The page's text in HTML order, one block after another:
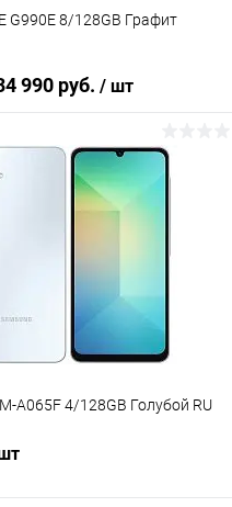
G990E 8/128GB Графит
990 руб. / шт
В корзину
К сравнению
A065F 4/128GB Голубой RU